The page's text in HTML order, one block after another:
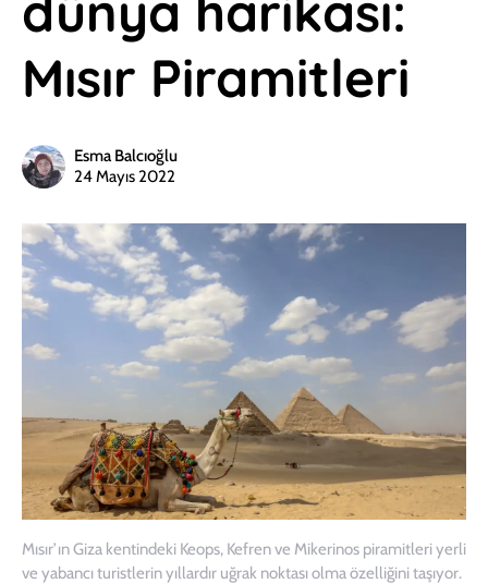
Mısır’ın Giza kentindeki Keops, Kefren ve Mikerinos piramitleri yerli
ve yabancı turistlerin yıllardır uğrak noktası olma özelliğini taşıyor.
Mısır Piramitleri
Esma Balcıoğlu
24 Mayıs 2022